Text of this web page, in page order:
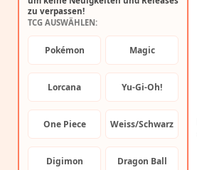
zu verpassen!
TCG AUSWÄHLEN:
Pokémon Magic
Lorcana Yu-Gi-Oh!
One Piece Weiss/Schwarz
Digimon Dragon Ball